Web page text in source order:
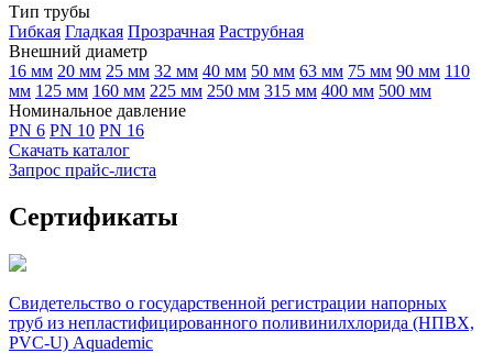
Тип трубы
Гибкая Гладкая Прозрачная Раструбная
Внешний диаметр
16 мм 20 мм 25 мм 32 мм 40 мм 50 мм 63 мм 75 мм 90 мм 110
мм 125 мм 160 мм 225 мм 250 мм 315 мм 400 мм 500 мм
Номинальное давление
PN 6 PN 10 PN 16
Скачать каталог
Запрос прайс-листа
Сертификаты
Свидетельство о государственной регистрации напорных
труб из непластифицированного поливинилхлорида (НПВХ,
PVC-U) Aquademic